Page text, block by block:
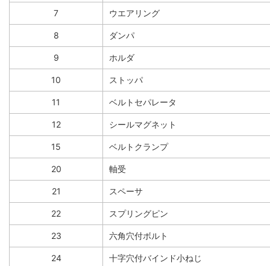
7 ウエアリング
8 ダンパ
9 ホルダ
10 ストッパ
11 ベルトセパレータ
12 シールマグネット
15 ベルトクランプ
20 軸受
21 スペーサ
22 スプリングピン
23 六角穴付ボルト
24 十字穴付バインド小ねじ